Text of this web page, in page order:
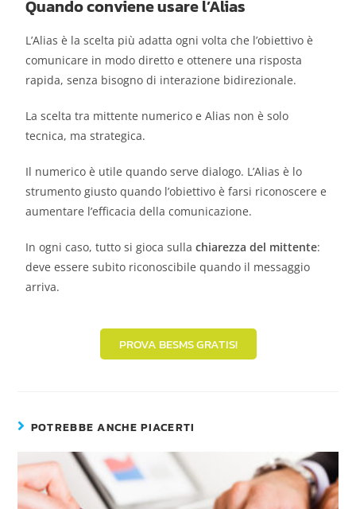
Quando conviene usare l’Alias
L’Alias è la scelta più adatta ogni volta che l’obiettivo è
comunicare in modo diretto e ottenere una risposta
rapida, senza bisogno di interazione bidirezionale.
La scelta tra mittente numerico e Alias non è solo
tecnica, ma strategica.
Il numerico è utile quando serve dialogo. L’Alias è lo
strumento giusto quando l’obiettivo è farsi riconoscere e
aumentare l’efficacia della comunicazione.
In ogni caso, tutto si gioca sullachiarezza del mittente:
deve essere subito riconoscibile quando il messaggio
arriva.
PROVA BESMS GRATIS!
POTREBBE ANCHE PIACERTI